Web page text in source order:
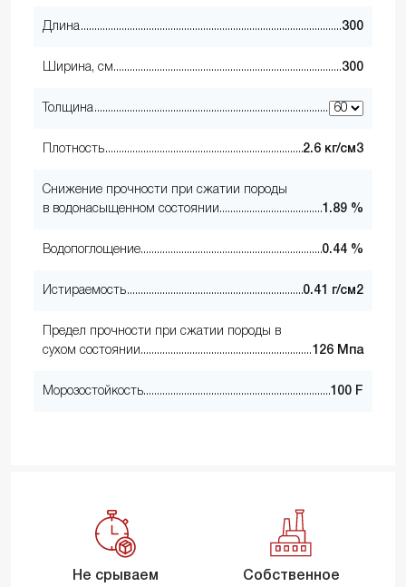
Длина 300
Ширина, см 300
Толщина
Плотность 2.6 кг/см3
Снижение прочности при сжатии породы
в водонасыщенном состоянии
1.89 %
Водопоглощение 0.44 %
Истираемость 0.41 г/см2
Предел прочности при сжатии породы в
сухом состоянии
126 Мпа
Морозостойкость 100 F
Не срываем
Собственное